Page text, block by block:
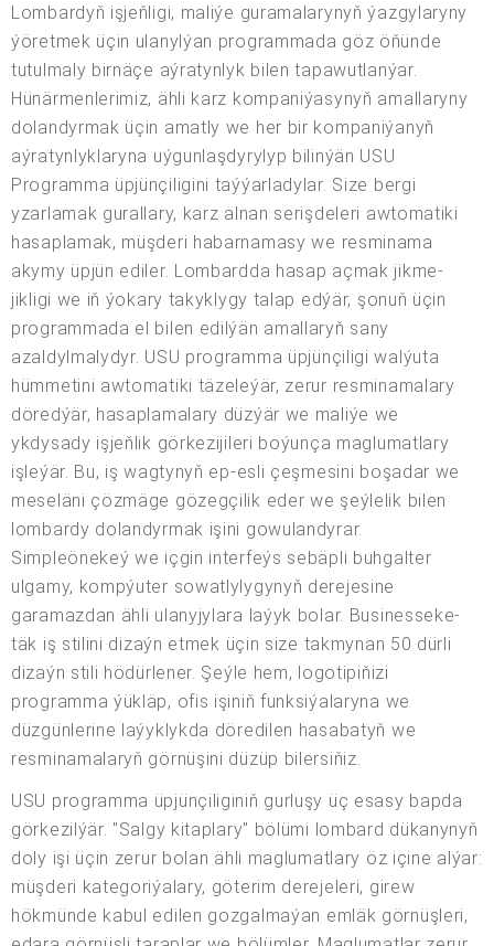
Lombardyň işjeňligi, maliýe guramalarynyň ýazgylaryny
ýöretmek üçin ulanylýan programmada göz öňünde
tutulmaly birnäçe aýratynlyk bilen tapawutlanýar.
Hünärmenlerimiz, ähli karz kompaniýasynyň amallaryny
dolandyrmak üçin amatly we her bir kompaniýanyň
aýratynlyklaryna uýgunlaşdyrylyp bilinýän USU
Programma üpjünçiligini taýýarladylar. Size bergi
yzarlamak gurallary, karz alnan serişdeleri awtomatiki
hasaplamak, müşderi habarnamasy we resminama
akymy üpjün ediler. Lombardda hasap açmak jikme-
jikligi we iň ýokary takyklygy talap edýär, şonuň üçin
programmada el bilen edilýän amallaryň sany
azaldylmalydyr. USU programma üpjünçiligi walýuta
hümmetini awtomatiki täzeleýär, zerur resminamalary
döredýär, hasaplamalary düzýär we maliýe we
ykdysady işjeňlik görkezijileri boýunça maglumatlary
işleýär. Bu, iş wagtynyň ep-esli çeşmesini boşadar we
meseläni çözmäge gözegçilik eder we şeýlelik bilen
lombardy dolandyrmak işini gowulandyrar.
Simpleönekeý we içgin interfeýs sebäpli buhgalter
ulgamy, kompýuter sowatlylygynyň derejesine
garamazdan ähli ulanyjylara laýyk bolar. Businesseke-
täk iş stilini dizaýn etmek üçin size takmynan 50 dürli
dizaýn stili hödürlener. Şeýle hem, logotipiňizi
programma ýükläp, ofis işiniň funksiýalaryna we
düzgünlerine laýyklykda döredilen hasabatyň we
resminamalaryň görnüşini düzüp bilersiňiz.
USU programma üpjünçiliginiň gurluşy üç esasy bapda
görkezilýär. "Salgy kitaplary" bölümi lombard dükanynyň
doly işi üçin zerur bolan ähli maglumatlary öz içine alýar:
müşderi kategoriýalary, göterim derejeleri, girew
hökmünde kabul edilen gozgalmaýan emläk görnüşleri,